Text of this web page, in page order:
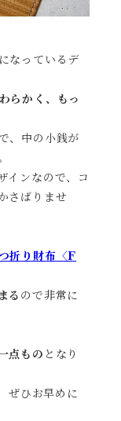
なっているデ
らかく、もっ
、中の小銭が
インなので、コ
さばりませ
つ折り財布〈F
る ので非常に
点もの となり
ぜひお早めに